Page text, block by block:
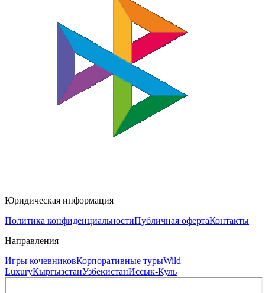
Юридическая информация
Политика конфиденциальностиПубличная офертаКонтакты
Направления
Игры кочевниковКорпоративные турыWild
LuxuryКыргызстанУзбекистанИссык-Куль